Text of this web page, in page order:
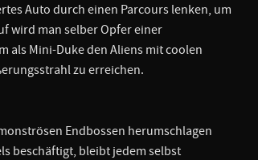
Auto durch einen Parcours lenken, um
wird man selber Opfer einer
als Mini-Duke den Aliens mit coolen
zu erreichen.
Endbossen herumschlagen
beschäftigt, bleibt jedem selbst